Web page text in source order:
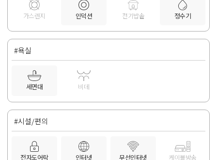
가스렌지 인덕션 전기밥솥 정수기
#욕실
세면대 비데
#시설/편의
전자도어락 인터넷 무선인터넷 케이블방송